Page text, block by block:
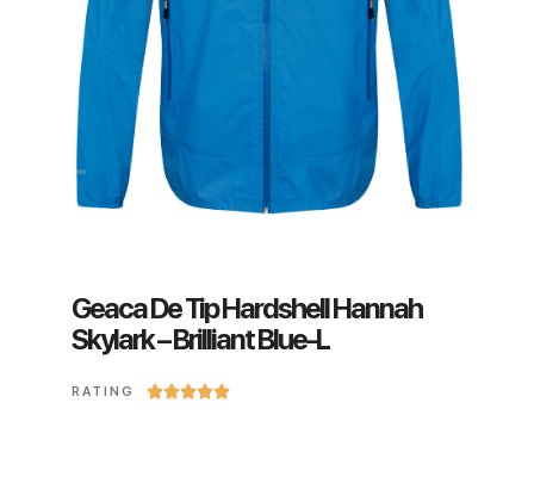
Geaca De Tip Hardshell Hannah
Skylark – Brilliant Blue-L
RATING 